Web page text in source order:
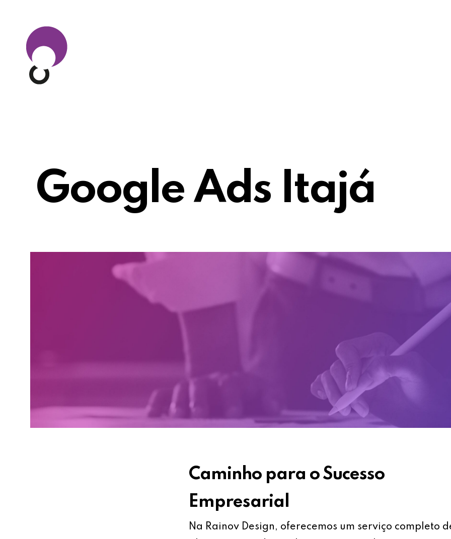
Google Ads Itajá
Caminho para o Sucesso
Empresarial
Na Rainov Design, oferecemos um serviço completo